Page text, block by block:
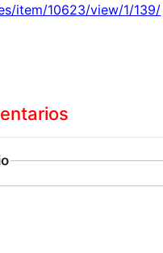
item/10623/view/1/139/